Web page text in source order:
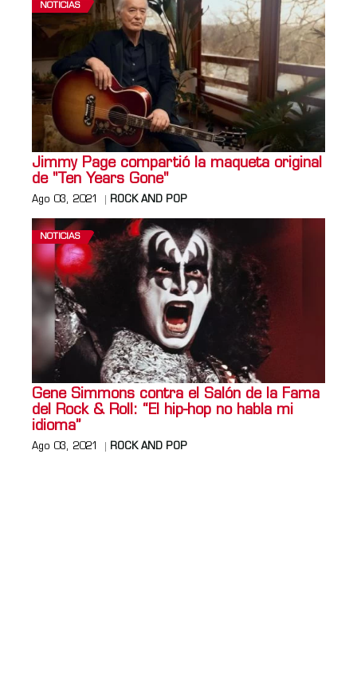
NOTICIAS
Jimmy Page compartió la maqueta original
de "Ten Years Gone"
Ago 03, 2021 ROCK AND POP
NOTICIAS
Gene Simmons contra el Salón de la Fama
del Rock & Roll: “El hip-hop no habla mi
idioma”
Ago 03, 2021 ROCK AND POP